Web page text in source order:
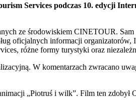
Services podczas 10. edycji
ze środowiskiem CINETOUR. Sam
oficjalnych informacji organizatorów,
różne formy turystyki oraz
W komentarzach zwracano
„Piotruś i wilk”. Film ten zdobył